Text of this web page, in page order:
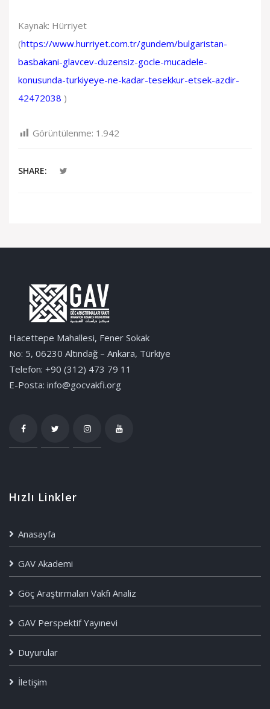
Kaynak: Hürriyet
(https://www.hurriyet.com.tr/gundem/bulgaristan-
basbakani-glavcev-duzensiz-gocle-mucadele-
konusunda-turkiyeye-ne-kadar-tesekkur-etsek-azdir-
42472038 )
Görüntülenme: 1.942
SHARE:
Hacettepe Mahallesi, Fener Sokak
No: 5, 06230 Altındağ – Ankara, Türkiye
Telefon: +90 (312) 473 79 11
E-Posta: info@gocvakfi.org
Hızlı Linkler
Anasayfa
GAV Akademi
Göç Araştırmaları Vakfı Analiz
GAV Perspektif Yayınevi
Duyurular
İletişim